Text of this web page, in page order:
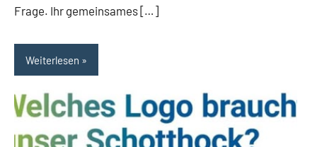
Frage. Ihr gemeinsames […]
Weiterlesen